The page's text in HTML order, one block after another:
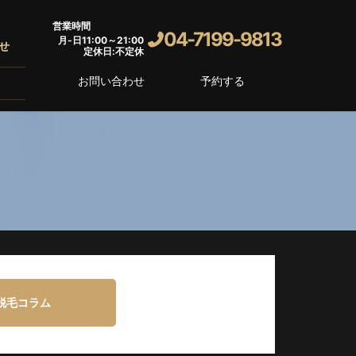
営業時間
月-日11:00～21:00
定休日:不定休
04-7199-9813
お問い合わせ 予約する
毛コラム